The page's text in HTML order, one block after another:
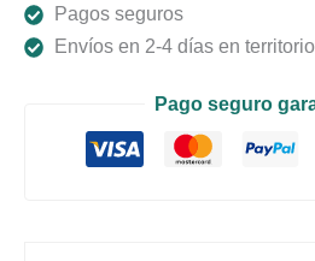
Pagos seguros
Envíos en 2-4 días en
Pago seguro